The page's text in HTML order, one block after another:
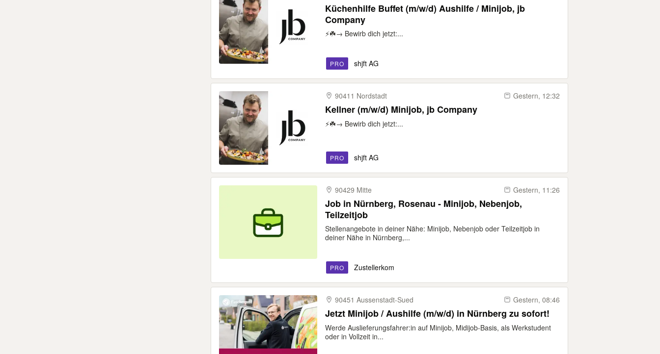
Küchenhilfe Buffet (m/w/d) Aushilfe / Minijob, jb
Company
⚡️☘️→ Bewirb dich jetzt:...
PRO shjft AG
90411 Nordstadt Gestern, 12:32
Kellner (m/w/d) Minijob, jb Company
⚡️☘️→ Bewirb dich jetzt:...
PRO shjft AG
90429 Mitte Gestern, 11:26
Job in Nürnberg, Rosenau - Minijob, Nebenjob,
Teilzeitjob
Stellenangebote in deiner Nähe: Minijob, Nebenjob oder Teilzeitjob in
deiner Nähe in Nürnberg,...
PRO Zustellerkom
90451 Aussenstadt-​Sued Gestern, 08:46
Jetzt Minijob / Aushilfe (m/w/d) in Nürnberg zu sofort!
Werde Auslieferungsfahrer:in auf Minijob, Midijob-Basis, als Werkstudent
oder in Vollzeit in...